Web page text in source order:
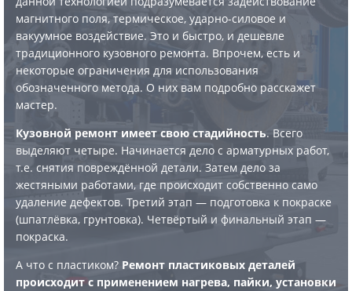
магнитного поля, термическое, ударно-силовое и
вакуумное воздействие. Это и быстро, и дешевле
традиционного кузовного ремонта. Впрочем, есть и
некоторые ограничения для использования
обозначенного метода. О них вам подробно расскажет
мастер.
Кузовной ремонт имеет свою стадийность. Всего
выделяют четыре. Начинается дело с арматурных работ,
т.е. снятия повреждённой детали. Затем дело за
жестяными работами, где происходит собственно само
удаление дефектов. Третий этап — подготовка к покраске
(шпатлёвка, грунтовка). Четвёртый и финальный этап —
покраска.
А что с пластиком? Ремонт пластиковых деталей
происходит с применением нагрева, пайки, установки